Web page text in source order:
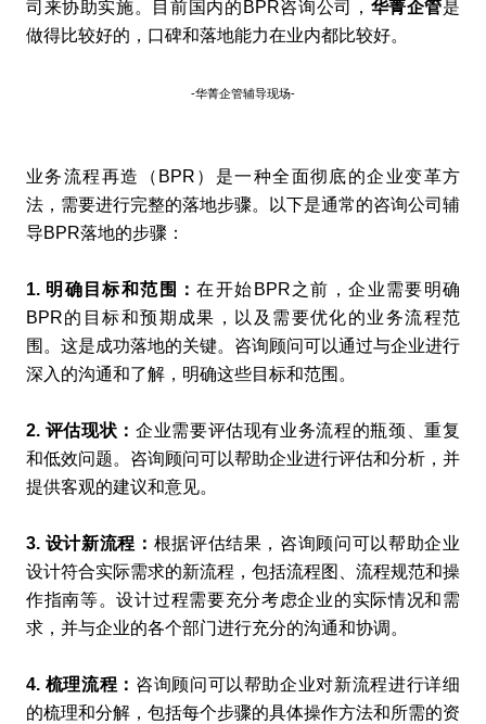
司来协助实施。目前国内的BPR咨询公司， 华菁企管是
做得比较好的，口碑和落地能力在业内都比较好。
-华菁企管辅导现场-
业务流程再造（BPR）是一种全面彻底的企业变革方
法，需要进行完整的落地步骤。以下是通常的咨询公司辅
导BPR落地的步骤：
1. 明确目标和范围：在开始BPR之前，企业需要明确
BPR的目标和预期成果，以及需要优化的业务流程范
围。这是成功落地的关键。咨询顾问可以通过与企业进行
深入的沟通和了解，明确这些目标和范围。
2. 评估现状： 企业需要评估现有业务流程的瓶颈、重复
和低效问题。咨询顾问可以帮助企业进行评估和分析，并
提供客观的建议和意见。
3. 设计新流程： 根据评估结果，咨询顾问可以帮助企业
设计符合实际需求的新流程，包括流程图、流程规范和操
作指南等。设计过程需要充分考虑企业的实际情况和需
求，并与企业的各个部门进行充分的沟通和协调。
4. 梳理流程： 咨询顾问可以帮助企业对新流程进行详细
的梳理和分解，包括每个步骤的具体操作方法和所需的资